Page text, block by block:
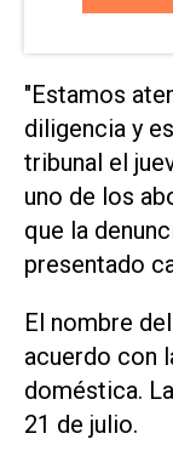
"Estamos
diligencia y
tribunal el
uno de los
que la
presentado
El nombre
acuerdo con
doméstica.
21 de julio.